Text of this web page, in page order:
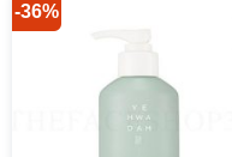
-36%